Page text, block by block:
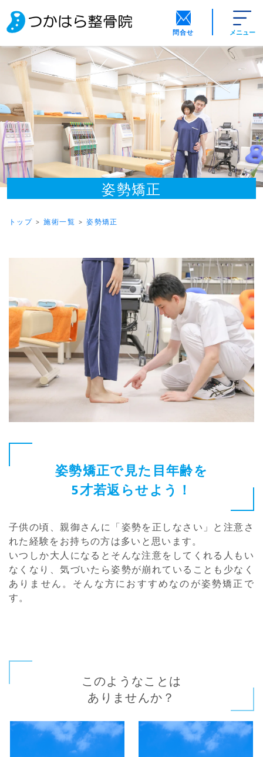
問合せ メニュー
姿勢矯正
トップ 施術一覧 姿勢矯正
姿勢矯正で見た目年齢を
5才若返らせよう！
子供の頃、親御さんに「姿勢を正しなさい」と注意さ
れた経験をお持ちの方は多いと思います。
いつしか大人になるとそんな注意をしてくれる人もい
なくなり、気づいたら姿勢が崩れていることも少なく
ありません。そんな方におすすめなのが姿勢矯正で
す。
このようなことは
ありませんか？